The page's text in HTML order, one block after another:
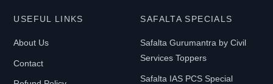
USEFUL LINKS
About Us
Contact
SAFALTA SPECIALS
Safalta Gurumantra by Civil
Services Toppers
Safalta IAS PCS Special